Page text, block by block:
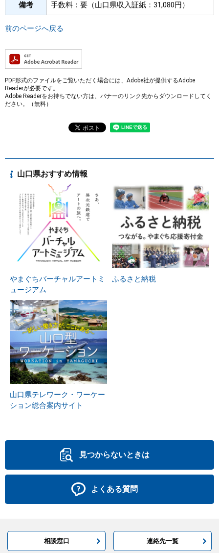
備考 手数料：要（山口県収入証紙：31,080円）
前のページへ戻る
PDF形式のファイルをご覧いただく場合には、Adobe社が提供するAdobe
Readerが必要です。
Adobe Readerをお持ちでない方は、バナーのリンク先からダウンロードしてく
ださい。（無料）
山口県おすすめ情報
やまぐちバーチャルアートミ
ュージアム
ふるさと納税
山口県テレワーク・ワーケー
ション総合案内サイト
見つからないときは
よくある質問
相談窓口 連絡先一覧